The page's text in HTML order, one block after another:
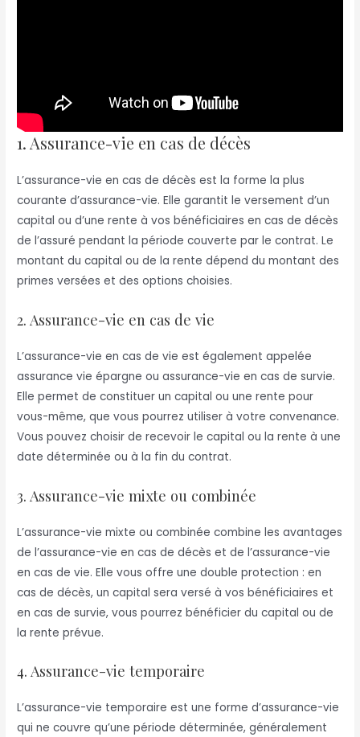
1. Assurance-vie en cas de décès
L’assurance-vie en cas de décès est la forme la plus
courante d’assurance-vie. Elle garantit le versement d’un
capital ou d’une rente à vos bénéficiaires en cas de décès
de l’assuré pendant la période couverte par le contrat. Le
montant du capital ou de la rente dépend du montant des
primes versées et des options choisies.
2. Assurance-vie en cas de vie
L’assurance-vie en cas de vie est également appelée
assurance vie épargne ou assurance-vie en cas de survie.
Elle permet de constituer un capital ou une rente pour
vous-même, que vous pourrez utiliser à votre convenance.
Vous pouvez choisir de recevoir le capital ou la rente à une
date déterminée ou à la fin du contrat.
3. Assurance-vie mixte ou combinée
L’assurance-vie mixte ou combinée combine les avantages
de l’assurance-vie en cas de décès et de l’assurance-vie
en cas de vie. Elle vous offre une double protection : en
cas de décès, un capital sera versé à vos bénéficiaires et
en cas de survie, vous pourrez bénéficier du capital ou de
la rente prévue.
4. Assurance-vie temporaire
L’assurance-vie temporaire est une forme d’assurance-vie
qui ne couvre qu’une période déterminée, généralement